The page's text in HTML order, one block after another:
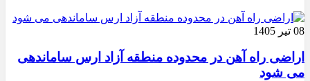
08 تیر 1405
اراضی راه آهن در محدوده منطقه آزاد ارس ساماندهی
می شود